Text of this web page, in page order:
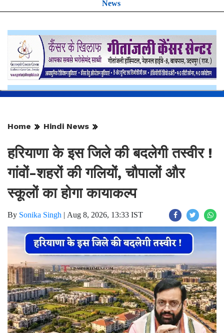
News
Home Hindi News
हरियाणा के इस जिले की बदलेगी तस्वीर !
गांवों-शहरों की गलियों, चौपालों और
स्कूलों का होगा कायाकल्प
By Sonika Singh | Aug 8, 2026, 13:33 IST